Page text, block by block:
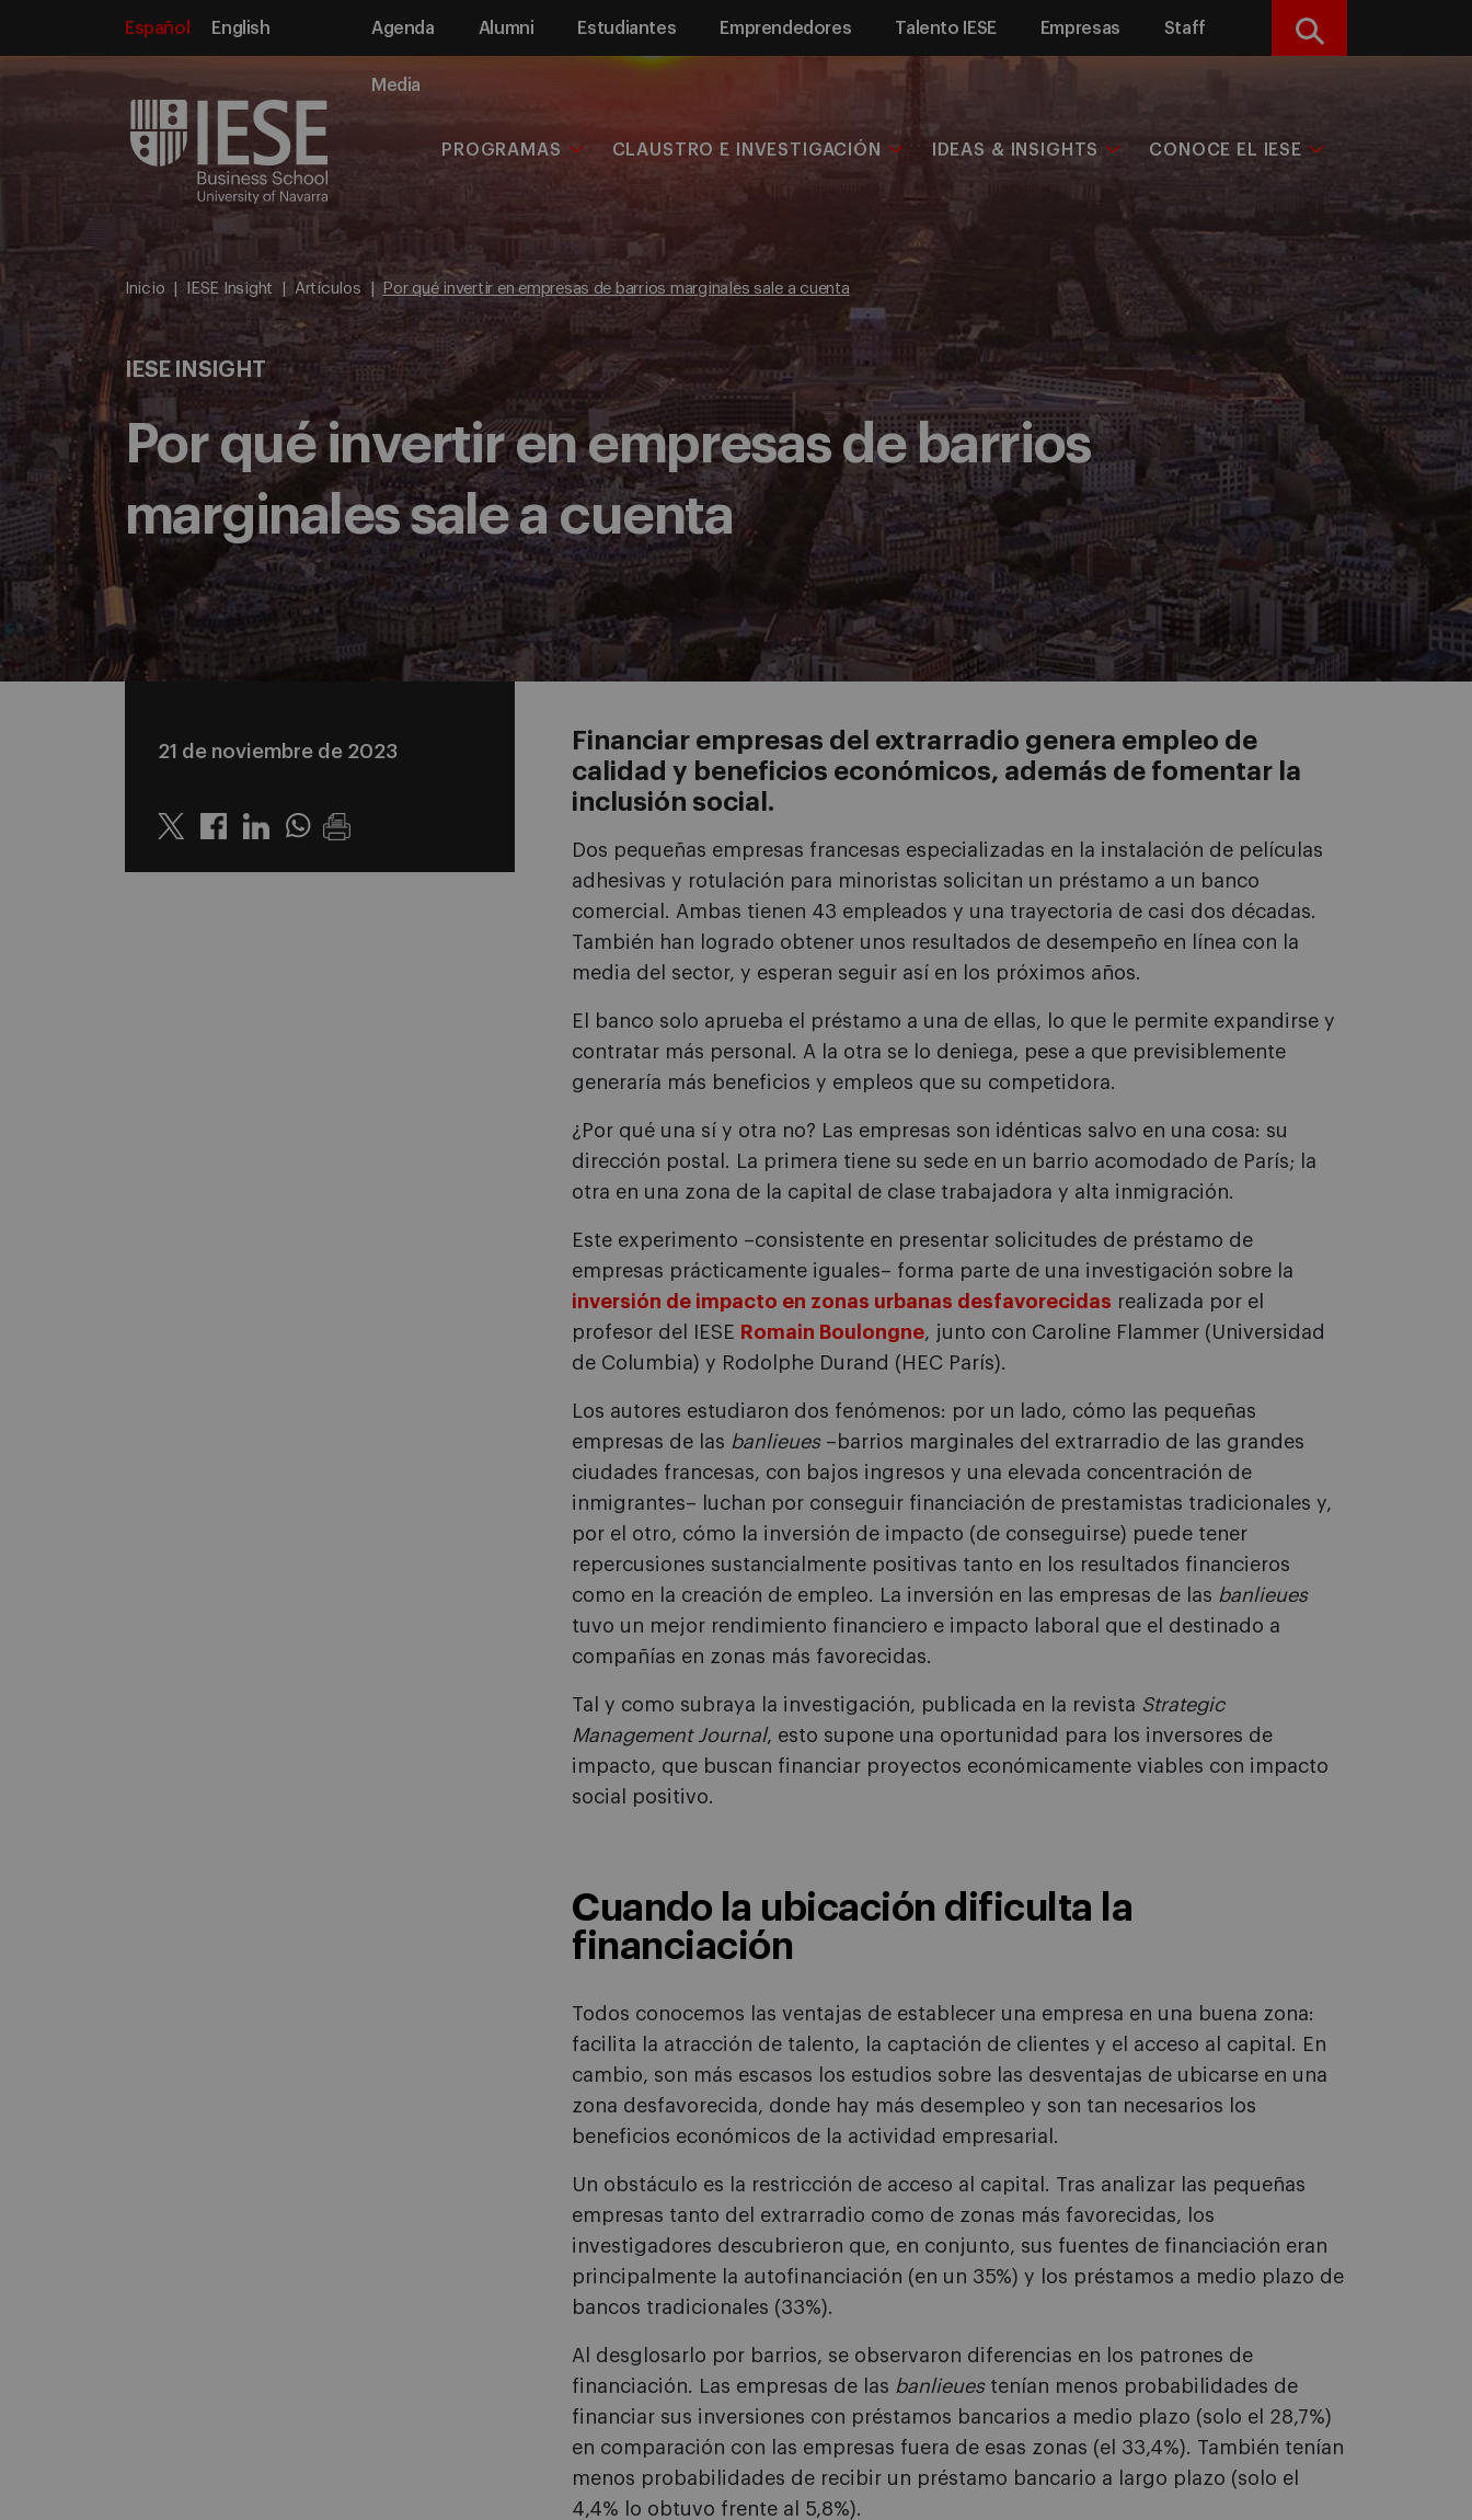
Español English Agenda Alumni Estudiantes Emprendedores Talento IESE Empresas Staff
Media
Buscar
PROGRAMAS CLAUSTRO E INVESTIGACIÓN IDEAS & INSIGHTS CONOCE EL IESE
Inicio IESE Insight Artículos Por qué invertir en empresas de barrios marginales sale a cuenta
IESE INSIGHT
Por qué invertir en empresas de barrios
marginales sale a cuenta
21 de noviembre de 2023
Twitter LinkedinWhatsapp
Financiar empresas del extrarradio genera empleo de
calidad y beneficios económicos, además de fomentar la
inclusión social.
Dos pequeñas empresas francesas especializadas en la instalación de películas
adhesivas y rotulación para minoristas solicitan un préstamo a un banco
comercial. Ambas tienen 43 empleados y una trayectoria de casi dos décadas.
También han logrado obtener unos resultados de desempeño en línea con la
media del sector, y esperan seguir así en los próximos años.
El banco solo aprueba el préstamo a una de ellas, lo que le permite expandirse y
contratar más personal. A la otra se lo deniega, pese a que previsiblemente
generaría más beneficios y empleos que su competidora.
¿Por qué una sí y otra no? Las empresas son idénticas salvo en una cosa: su
dirección postal. La primera tiene su sede en un barrio acomodado de París; la
otra en una zona de la capital de clase trabajadora y alta inmigración.
Este experimento –consistente en presentar solicitudes de préstamo de
empresas prácticamente iguales– forma parte de una investigación sobre la
inversión de impacto en zonas urbanas desfavorecidas realizada por el
profesor del IESE Romain Boulongne, junto con Caroline Flammer (Universidad
de Columbia) y Rodolphe Durand (HEC París).
Los autores estudiaron dos fenómenos: por un lado, cómo las pequeñas
empresas de las banlieues–barrios marginales del extrarradio de las grandes
ciudades francesas, con bajos ingresos y una elevada concentración de
inmigrantes– luchan por conseguir financiación de prestamistas tradicionales y,
por el otro, cómo la inversión de impacto (de conseguirse) puede tener
repercusiones sustancialmente positivas tanto en los resultados financieros
como en la creación de empleo. La inversión en las empresas de las banlieues
tuvo un mejor rendimiento financiero e impacto laboral que el destinado a
compañías en zonas más favorecidas.
Tal y como subraya la investigación, publicada en la revista Strategic
Management Journal, esto supone una oportunidad para los inversores de
impacto, que buscan financiar proyectos económicamente viables con impacto
social positivo.
Cuando la ubicación dificulta la
financiación
Todos conocemos las ventajas de establecer una empresa en una buena zona:
facilita la atracción de talento, la captación de clientes y el acceso al capital. En
cambio, son más escasos los estudios sobre las desventajas de ubicarse en una
zona desfavorecida, donde hay más desempleo y son tan necesarios los
beneficios económicos de la actividad empresarial.
Un obstáculo es la restricción de acceso al capital. Tras analizar las pequeñas
empresas tanto del extrarradio como de zonas más favorecidas, los
investigadores descubrieron que, en conjunto, sus fuentes de financiación eran
principalmente la autofinanciación (en un 35%) y los préstamos a medio plazo de
bancos tradicionales (33%).
Al desglosarlo por barrios, se observaron diferencias en los patrones de
financiación. Las empresas de las banlieuestenían menos probabilidades de
financiar sus inversiones con préstamos bancarios a medio plazo (solo el 28,7%)
en comparación con las empresas fuera de esas zonas (el 33,4%). También tenían
menos probabilidades de recibir un préstamo bancario a largo plazo (solo el
4,4% lo obtuvo frente al 5,8%).